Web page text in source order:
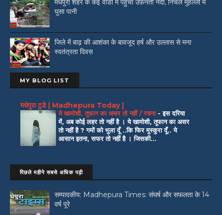
मधेपुरा शहर के कई वार्डो में पहुँची उफ़नती नदी, निचले मुहल्लों में
घुसा पानी
जिले में बाढ़ की आशंका के बावजूद हर्ष और उल्लास से मना
स्वतंत्रता दिवस
MY BLOG LIST
मधेपुरा टुडे | Madhepura Today |
ये खामोशी, तूफान का असर तो नहीं / रचना -इस दरिया
में, अब कोई लहर तो नहीं है । ये खामोशी, तूफान का असर
तो नहीं है ? गमों को भुला दूँ ..कि फिर मुस्कुरा दूँ.. ये
आसान इतना, सफर तो नहीं है । जिसकी...
पिछले महीने सबसे अधिक पढ़ी
सम्पादकीय: Madhepura Times: संघर्ष और सफलता के 14
वर्ष पूरे